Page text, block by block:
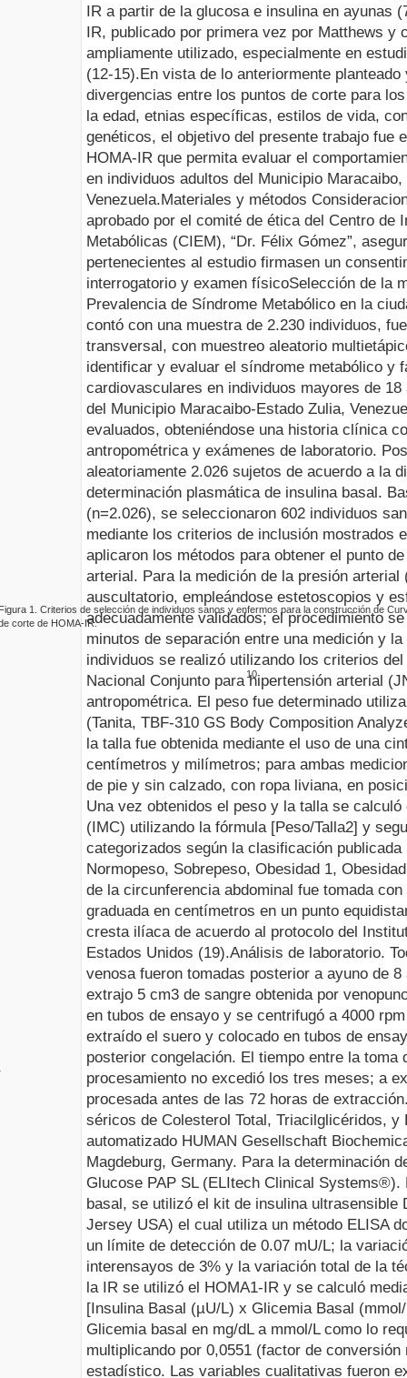
IR a partir de la glucosa e insulina en ayunas
IR, publicado por primera vez por Matthews y
ampliamente utilizado, especialmente en
(12-15).En vista de lo anteriormente
divergencias entre los puntos de corte para
la edad, etnias específicas, estilos de vida,
genéticos, el objetivo del presente trabajo fue
HOMA-IR que permita evaluar el
en individuos adultos del Municipio
Venezuela.Materiales y métodos
aprobado por el comité de ética del Centro de
Metabólicas (CIEM), “Dr. Félix Gómez”,
pertenecientes al estudio firmasen un
interrogatorio y examen físicoSelección de la
Prevalencia de Síndrome Metabólico en la
contó con una muestra de 2.230 individuos,
transversal, con muestreo aleatorio
identificar y evaluar el síndrome metabólico y
cardiovasculares en individuos mayores de
del Municipio Maracaibo-Estado Zulia,
evaluados, obteniéndose una historia clínica
antropométrica y exámenes de laboratorio.
aleatoriamente 2.026 sujetos de acuerdo a la
determinación plasmática de insulina basal.
(n=2.026), se seleccionaron 602 individuos
mediante los criterios de inclusión mostrados
aplicaron los métodos para obtener el punto
10
arterial. Para la medición de la presión
auscultatorio, empleándose estetoscopios y
adecuadamente validados; el procedimiento
minutos de separación entre una medición y la
individuos se realizó utilizando los criterios
Nacional Conjunto para hipertensión arterial
1.
Criterios de selección de individuos sanos y enfermos para la construcción de
corte de HOMA-IR.
antropométrica. El peso fue determinado
(Tanita, TBF-310 GS Body Composition
la talla fue obtenida mediante el uso de una
centímetros y milímetros; para ambas
de pie y sin calzado, con ropa liviana, en
Una vez obtenidos el peso y la talla se
(IMC) utilizando la fórmula [Peso/Talla2] y
categorizados según la clasificación
Normopeso, Sobrepeso, Obesidad 1,
de la circunferencia abdominal fue tomada
graduada en centímetros en un punto
cresta ilíaca de acuerdo al protocolo del
Estados Unidos (19).Análisis de laboratorio.
venosa fueron tomadas posterior a ayuno de
extrajo 5 cm3 de sangre obtenida por
en tubos de ensayo y se centrifugó a 4000
extraído el suero y colocado en tubos de
posterior congelación. El tiempo entre la toma
procesamiento no excedió los tres meses; a
procesada antes de las 72 horas de
séricos de Colesterol Total, Triacilglicéridos, y
automatizado HUMAN Gesellschaft
Magdeburg, Germany. Para la determinación
Glucose PAP SL (ELItech Clinical Systems®).
basal, se utilizó el kit de insulina ultrasensible
Jersey USA) el cual utiliza un método ELISA
un límite de detección de 0.07 mU/L; la
interensayos de 3% y la variación total de la
la IR se utilizó el HOMA1-IR y se calculó
[Insulina Basal (µU/L) x Glicemia Basal
Glicemia basal en mg/dL a mmol/L como lo
multiplicando por 0,0551 (factor de
estadístico. Las variables cualitativas fueron